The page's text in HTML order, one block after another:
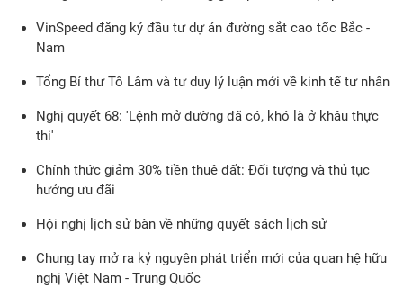
VinSpeed đăng ký đầu tư dự án đường sắt cao tốc Bắc -
Nam
Tổng Bí thư Tô Lâm và tư duy lý luận mới về kinh tế tư nhân
Nghị quyết 68: 'Lệnh mở đường đã có, khó là ở khâu thực
thi'
Chính thức giảm 30% tiền thuê đất: Đối tượng và thủ tục
hưởng ưu đãi
Hội nghị lịch sử bàn về những quyết sách lịch sử
Chung tay mở ra kỷ nguyên phát triển mới của quan hệ hữu
nghị Việt Nam - Trung Quốc